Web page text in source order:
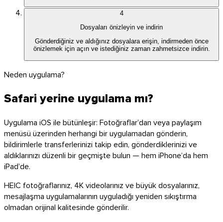
4
Dosyaları önizleyin ve indirin
Gönderdiğiniz ve aldığınız dosyalara erişin, indirmeden önce
önizlemek için açın ve istediğiniz zaman zahmetsizce indirin.
Neden uygulama?
Safari yerine uygulama mı?
Uygulama iOS ile bütünleşir: Fotoğraflar’dan veya paylaşım
menüsü üzerinden herhangi bir uygulamadan gönderin,
bildirimlerle transferlerinizi takip edin, gönderdiklerinizi ve
aldıklarınızı düzenli bir geçmişte bulun — hem iPhone’da hem
iPad’de.
HEIC fotoğraflarınız, 4K videolarınız ve büyük dosyalarınız,
mesajlaşma uygulamalarının uyguladığı yeniden sıkıştırma
olmadan orijinal kalitesinde gönderilir.